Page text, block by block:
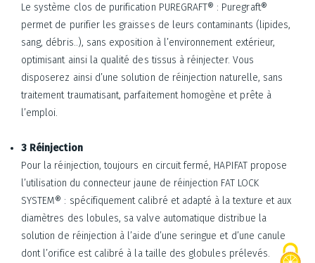
Le système clos de purification PUREGRAFT® : Puregraft®
permet de purifier les graisses de leurs contaminants (lipides,
sang, débris..), sans exposition à l’environnement extérieur,
optimisant ainsi la qualité des tissus à réinjecter. Vous
disposerez ainsi d’une solution de réinjection naturelle, sans
traitement traumatisant, parfaitement homogène et prête à
l’emploi.
3 Réinjection
Pour la réinjection, toujours en circuit fermé, HAPIFAT propose
l’utilisation du connecteur jaune de réinjection FAT LOCK
SYSTEM® : spécifiquement calibré et adapté à la texture et aux
diamètres des lobules, sa valve automatique distribue la
solution de réinjection à l’aide d’une seringue et d’une canule
dont l’orifice est calibré à la taille des globules prélevés.